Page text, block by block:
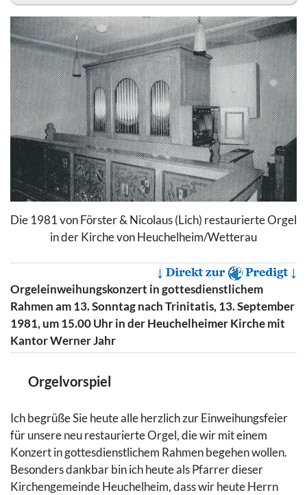
Die 1981 von Förster & Nicolaus (Lich) restaurierte Orgel
in der Kirche von Heuchelheim/Wetterau
Orgeleinweihungskonzert in gottesdienstlichem
Rahmen am 13. Sonntag nach Trinitatis, 13. September
1981, um 15.00 Uhr in der Heuchelheimer Kirche mit
Kantor Werner Jahr
Orgelvorspiel
Ich begrüße Sie heute alle herzlich zur Einweihungsfeier
für unsere neu restaurierte Orgel, die wir mit einem
Konzert in gottesdienstlichem Rahmen begehen wollen.
Besonders dankbar bin ich heute als Pfarrer dieser
Kirchengemeinde Heuchelheim, dass wir heute Herrn